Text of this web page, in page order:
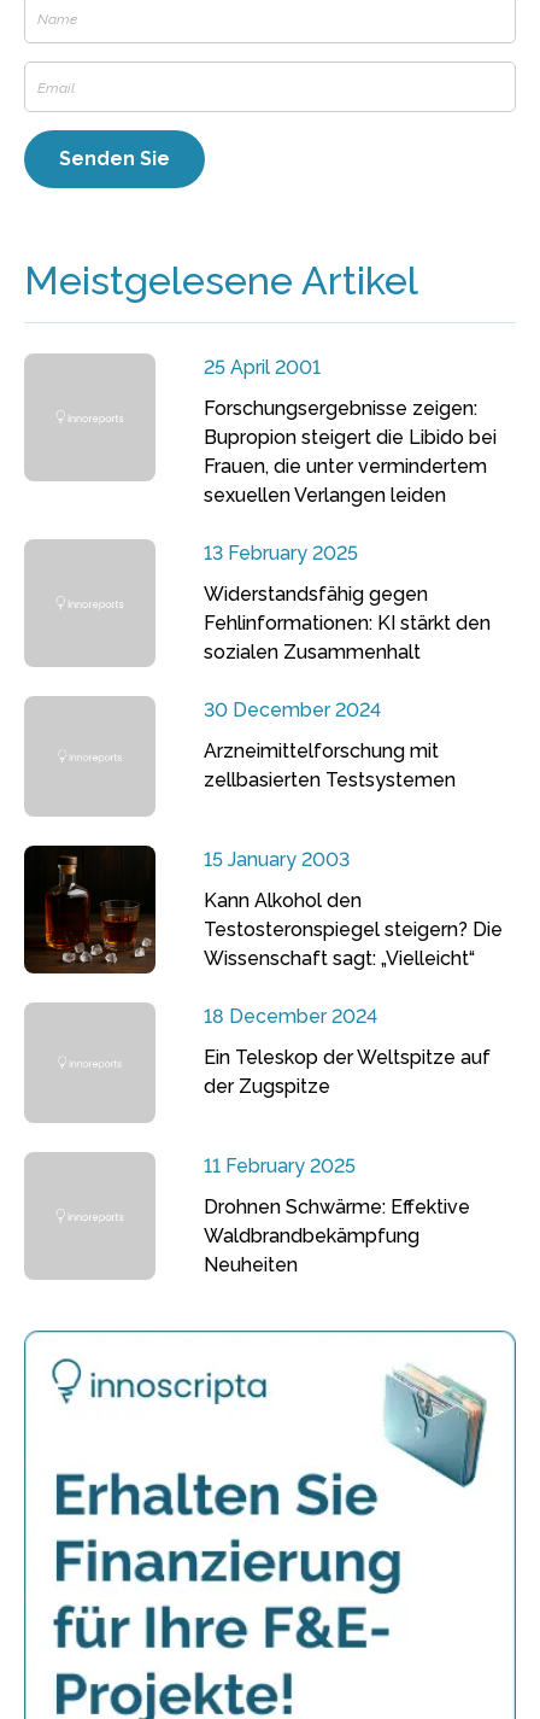
Meistgelesene Artikel
25 April 2001
Forschungsergebnisse zeigen:
Bupropion steigert die Libido bei
Frauen, die unter vermindertem
sexuellen Verlangen leiden
13 February 2025
Widerstandsfähig gegen
Fehlinformationen: KI stärkt den
sozialen Zusammenhalt
30 December 2024
Arzneimittelforschung mit
zellbasierten Testsystemen
15 January 2003
Kann Alkohol den
Testosteronspiegel steigern? Die
Wissenschaft sagt: „Vielleicht“
18 December 2024
Ein Teleskop der Weltspitze auf
der Zugspitze
11 February 2025
Drohnen Schwärme: Effektive
Waldbrandbekämpfung
Neuheiten